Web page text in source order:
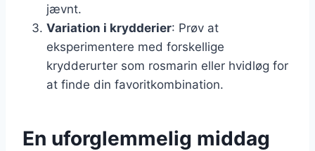
jævnt.
Variation i krydderier: Prøv at
eksperimentere med forskellige
krydderurter som rosmarin eller hvidløg for
at finde din favoritkombination.
En uforglemmelig middag